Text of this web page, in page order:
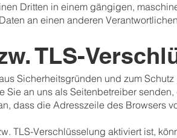
Dritten in einem gängigen,
an einen anderen
TLS-
Sicherheitsgründen und zum
Sie an uns als Seitenbetreiber
dass die Adresszeile des Browsers
TLS-Verschlüsselung aktiviert ist,